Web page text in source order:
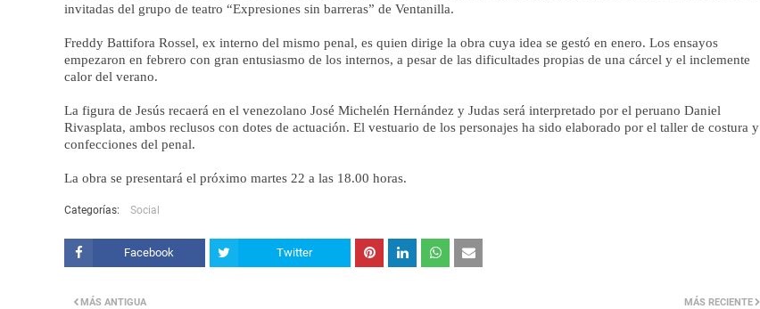
invitadas del grupo de teatro “Expresiones sin barreras” de Ventanilla.
Freddy Battifora Rossel, ex interno del mismo penal, es quien dirige la obra cuya idea se gestó en enero. Los ensayos
empezaron en febrero con gran entusiasmo de los internos, a pesar de las dificultades propias de una cárcel y el inclemente
calor del verano.
La figura de Jesús recaerá en el venezolano José Michelén Hernández y Judas será interpretado por el peruano Daniel
Rivasplata, ambos reclusos con dotes de actuación. El vestuario de los personajes ha sido elaborado por el taller de costura y
confecciones del penal.
La obra se presentará el próximo martes 22 a las 18.00 horas.
Categorías: Social
Facebook Twitter
MÁS RECIENTE
MÁS ANTIGUA